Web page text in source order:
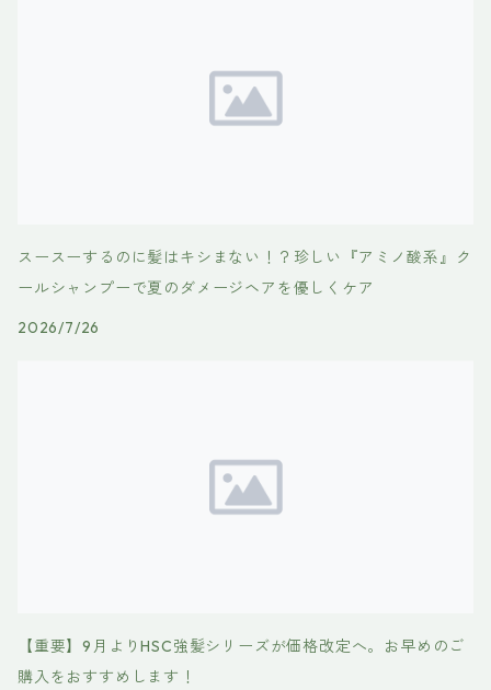
スースーするのに髪はキシまない！？珍しい『アミノ酸系』ク
ールシャンプーで夏のダメージヘアを優しくケア
2026/7/26
【重要】9月よりHSC強髪シリーズが価格改定へ。お早めのご
購入をおすすめします！